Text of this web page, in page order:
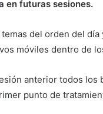
en futuras sesiones.
del orden del
móviles dentro de
anterior todos los
punto de